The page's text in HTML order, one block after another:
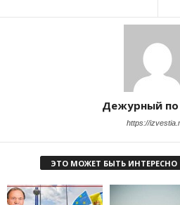
Дежурный по
https://
ЭТО МОЖЕТ БЫТЬ ИНТЕРЕСНО